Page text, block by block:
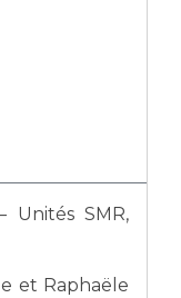
Unités SMR,
et Raphaële